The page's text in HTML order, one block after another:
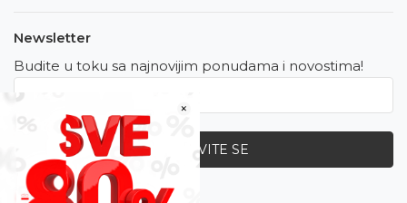
×
Newsletter
Budite u toku sa najnovijim ponudama i novostima!
PRIJAVITE SE